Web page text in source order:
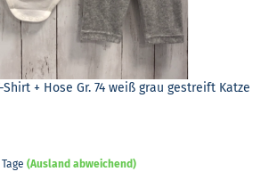
+ Hose Gr. 74 weiß grau ge­streift Katze
(Ausland abweichend)